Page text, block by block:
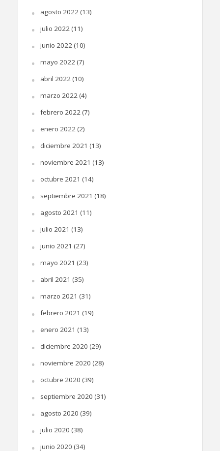
agosto 2022(13)
julio 2022(11)
junio 2022(10)
mayo 2022(7)
abril 2022(10)
marzo 2022(4)
febrero 2022(7)
enero 2022(2)
diciembre 2021 (13)
noviembre 2021 (13)
octubre 2021 (14)
septiembre 2021 (18)
agosto 2021 (11)
julio 2021 (13)
junio 2021 (27)
mayo 2021 (23)
abril 2021 (35)
marzo 2021 (31)
febrero 2021 (19)
enero 2021 (13)
diciembre 2020 (29)
noviembre 2020 (28)
octubre 2020 (39)
septiembre 2020 (31)
agosto 2020 (39)
julio 2020 (38)
junio 2020 (34)